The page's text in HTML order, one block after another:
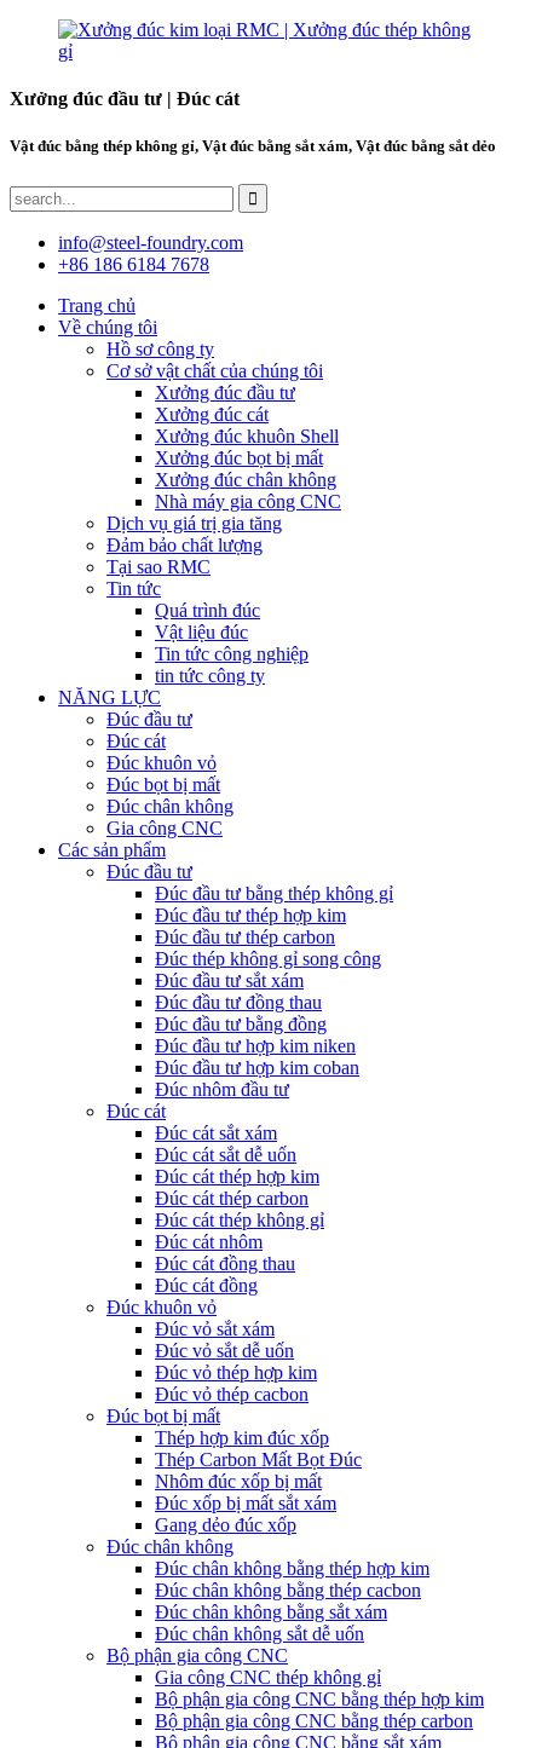
Xưởng đúc đầu tư | Đúc cát
Vật đúc bằng thép không gỉ, Vật đúc bằng sắt xám, Vật đúc bằng sắt dẻo
info@steel-foundry.com
+86 186 6184 7678
Trang chủ
Về chúng tôi
Hồ sơ công ty
Cơ sở vật chất của chúng tôi
Xưởng đúc đầu tư
Xưởng đúc cát
Xưởng đúc khuôn Shell
Xưởng đúc bọt bị mất
Xưởng đúc chân không
Nhà máy gia công CNC
Dịch vụ giá trị gia tăng
Đảm bảo chất lượng
Tại sao RMC
Tin tức
Quá trình đúc
Vật liệu đúc
Tin tức công nghiệp
tin tức công ty
NĂNG LỰC
Đúc đầu tư
Đúc cát
Đúc khuôn vỏ
Đúc bọt bị mất
Đúc chân không
Gia công CNC
Các sản phẩm
Đúc đầu tư
Đúc đầu tư bằng thép không gỉ
Đúc đầu tư thép hợp kim
Đúc đầu tư thép carbon
Đúc thép không gỉ song công
Đúc đầu tư sắt xám
Đúc đầu tư đồng thau
Đúc đầu tư bằng đồng
Đúc đầu tư hợp kim niken
Đúc đầu tư hợp kim coban
Đúc nhôm đầu tư
Đúc cát
Đúc cát sắt xám
Đúc cát sắt dễ uốn
Đúc cát thép hợp kim
Đúc cát thép carbon
Đúc cát thép không gỉ
Đúc cát nhôm
Đúc cát đồng thau
Đúc cát đồng
Đúc khuôn vỏ
Đúc vỏ sắt xám
Đúc vỏ sắt dễ uốn
Đúc vỏ thép hợp kim
Đúc vỏ thép cacbon
Đúc bọt bị mất
Thép hợp kim đúc xốp
Thép Carbon Mất Bọt Đúc
Nhôm đúc xốp bị mất
Đúc xốp bị mất sắt xám
Gang dẻo đúc xốp
Đúc chân không
Đúc chân không bằng thép hợp kim
Đúc chân không bằng thép cacbon
Đúc chân không bằng sắt xám
Đúc chân không sắt dễ uốn
Bộ phận gia công CNC
Gia công CNC thép không gỉ
Bộ phận gia công CNC bằng thép hợp kim
Bộ phận gia công CNC bằng thép carbon
Bộ phận gia công CNC bằng sắt xám